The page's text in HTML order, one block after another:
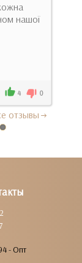
нашої
4 0
отзывы
- Опт